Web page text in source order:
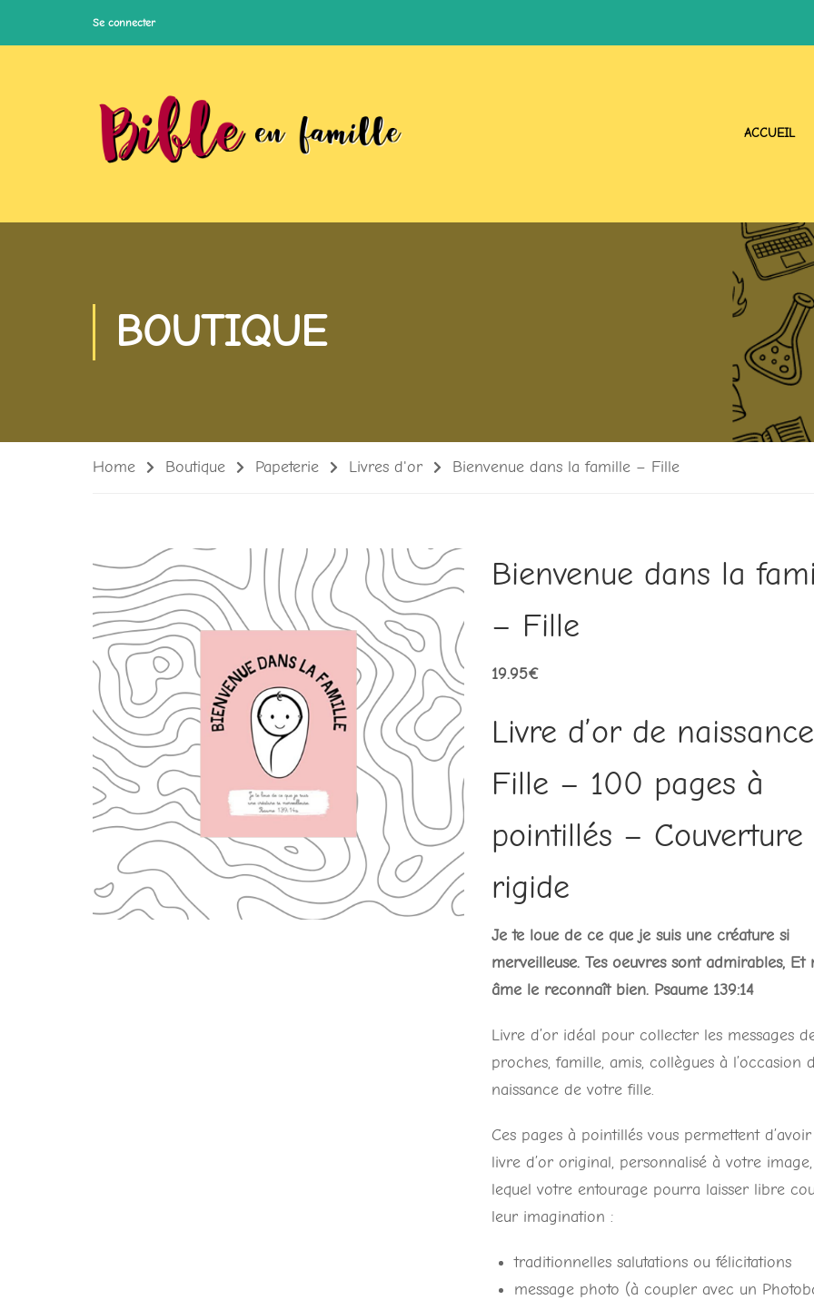
Se connecter
ACCUEIL
BOUTIQUE
Home Boutique Papeterie Livres d'or Bienvenue dans la famille – Fille
Bienvenue dans la
– Fille
19.95€
Livre d’or de
Fille – 100 pages à
pointillés – Couverture
rigide
Je te loue de ce que je suis une créature si
merveilleuse. Tes oeuvres sont admirables, Et
âme le reconnaît bien. Psaume 139:14
Livre d’or idéal pour collecter les messages
proches, famille, amis, collègues à l’occasion
naissance de votre fille.
Ces pages à pointillés vous permettent
livre d’or original, personnalisé à votre
lequel votre entourage pourra laisser libre
leur imagination :
traditionnelles salutations ou félicitations
message photo (à coupler avec un